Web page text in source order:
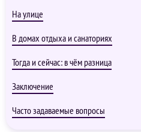
На улице
В домах отдыха и санаториях
Тогда и сейчас: в чём разница
Заключение
Часто задаваемые вопросы